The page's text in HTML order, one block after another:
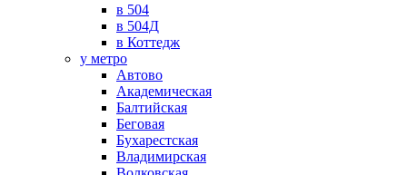
в 504
в 504Д
в Коттедж
у метро
Автово
Академическая
Балтийская
Беговая
Бухарестская
Владимирская